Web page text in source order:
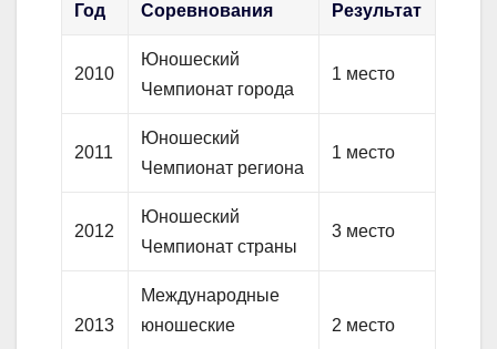
Год Соревнования Результат
2010
Юношеский
Чемпионат города
1 место
2011
Юношеский
Чемпионат региона
1 место
2012
Юношеский
Чемпионат страны
3 место
2013
Международные
юношеские
2 место